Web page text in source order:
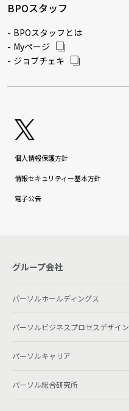
BPOスタッフ
BPOスタッフとは
Myページ
ジョブチェキ
個人情報保護方針
情報セキュリティー基本方針
電子公告
グループ会社
パーソルホールディングス
パーソルビジネスプロセスデザイン
パーソルキャリア
パーソル総合研究所